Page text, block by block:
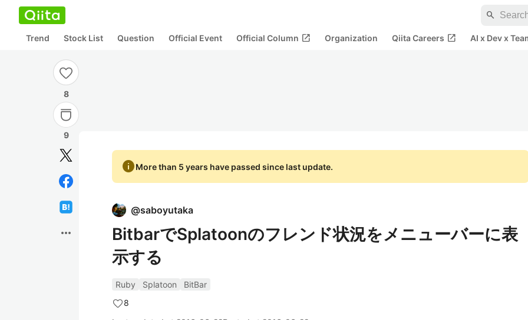
search
Trend Stock List Question Official Event Official Column open_in_new Organization Qiita Careers open_in_new AI x Dev x
8
9
more_horiz
infoMore than 5 years have passed since last update.
@saboyutaka
BitbarでSplatoonのフレンド状況をメニューバーに表
示する
Ruby Splatoon
BitBar
8